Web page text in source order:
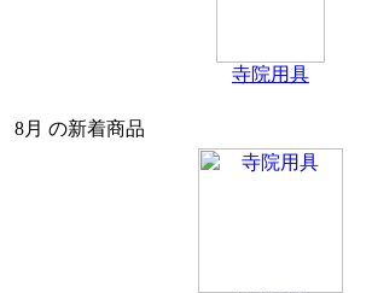
寺院用具
8月 の新着商品